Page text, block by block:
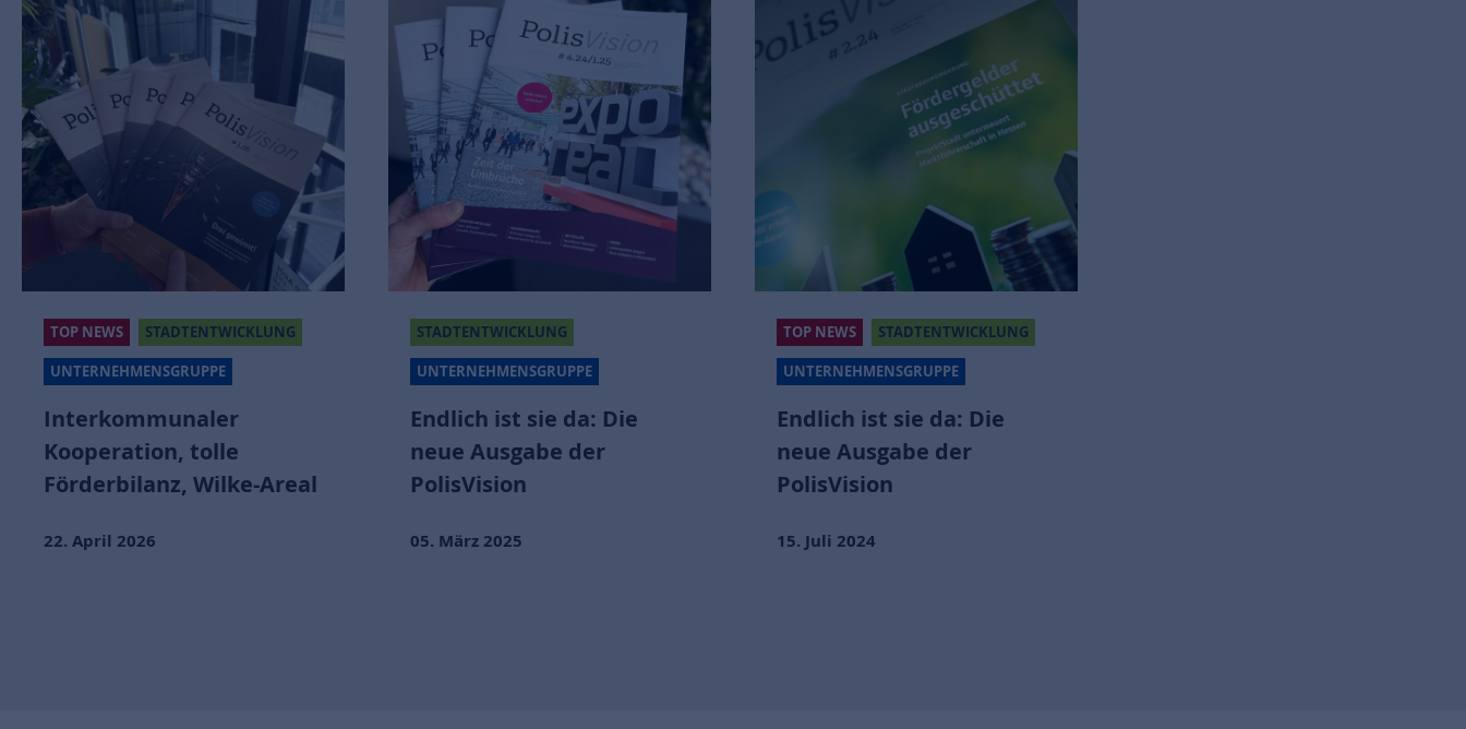
TOP NEWS
STADTENTWICKLUNG
UNTERNEHMENSGRUPPE
Interkommunaler
Kooperation, tolle
Förderbilanz, Wilke-Areal
22. April 2026
STADTENTWICKLUNG
UNTERNEHMENSGRUPPE
Endlich ist sie da: Die
neue Ausgabe der
PolisVision
05. März 2025
TOP NEWS
STADTENTWICKLUNG
UNTERNEHMENSGRUPPE
Endlich ist sie da: Die
neue Ausgabe der
PolisVision
15. Juli 2024